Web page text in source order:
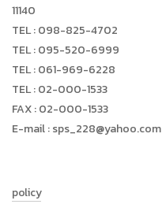
11140
TEL : 098-825-4702
TEL : 095-520-6999
TEL : 061-969-6228
TEL : 02-000-1533
FAX : 02-000-1533
E-mail : sps_228@yahoo.com
policy